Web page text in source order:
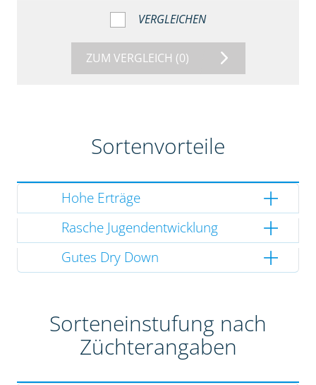
VERGLEICHEN
ZUM VERGLEICH (0)
Sortenvorteile
Hohe Erträge
Rasche Jugendentwicklung
Gutes Dry Down
Sorteneinstufung nach
Züchterangaben